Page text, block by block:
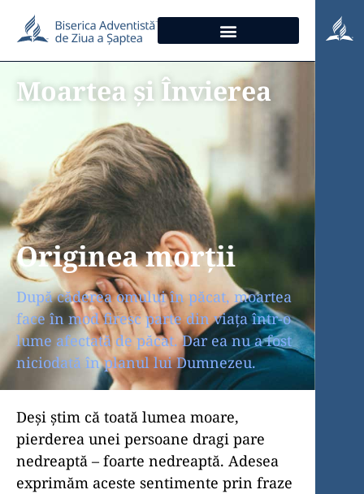
Moartea și Învierea
Originea morții
După căderea omului în păcat, moartea
face în mod firesc parte din viața într-o
lume afectată de păcat. Dar ea nu a fost
niciodată în planul lui Dumnezeu.
Deși știm că toată lumea moare,
pierderea unei persoane dragi pare
nedreaptă – foarte nedreaptă. Adesea
exprimăm aceste sentimente prin fraze